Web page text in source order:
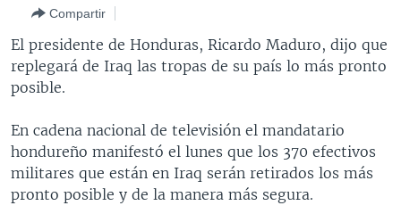
Salte
navegador
principal
Salte
búsqueda
HAITÍ
VOTO DIVIDIDO
VOA VERIFICA UCRANIA/RUSIA
VOA VERIFICA INMIGRACIÓN
VOA VERIFICA AMÉRICA LATINA
AMÉRICA LATINA
ARGENTINA
BOLIVIA
CHILE
PERÚ
CHINA EN AMÉRICA LATINA
CENTROAMÉRICA
EL SALVADOR
GUATEMALA
INMIGRACIÓN
LIBERTAD DE PRENSA
ESPECIALES DE LA VOA
LIBERTAD DE PRENSA
Compartir
El presidente de Honduras, Ricardo Maduro, dijo que
replegará de Iraq las tropas de su país lo más pronto
posible.
En cadena nacional de televisión el mandatario
hondureño manifestó el lunes que los 370 efectivos
militares que están en Iraq serán retirados los más
pronto posible y de la manera más segura.